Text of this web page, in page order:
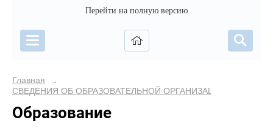
Перейти на полную версию
Главная →
СВЕДЕНИЯ ОБ ОБРАЗОВАТЕЛЬНОЙ ОРГАНИЗАЦИИ
Образование